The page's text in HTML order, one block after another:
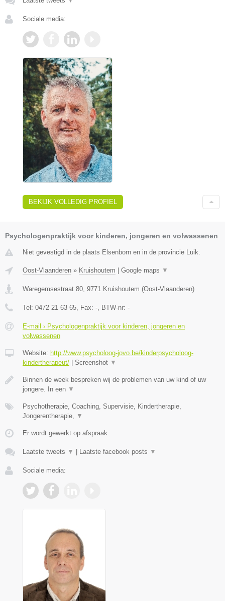
Sociale media:
BEKIJK VOLLEDIG PROFIEL
Psychologenpraktijk voor kinderen, jongeren en volwassenen
Niet gevestigd in de plaats Elsenborn en in de provincie Luik.
Oost-Vlaanderen » Kruishoutem Google maps ▼
Waregemsestraat 80, 9771 Kruishoutem (Oost-Vlaanderen)
Tel: 0472 21 63 65, Fax: -, BTW-nr: -
E-mail › Psychologenpraktijk voor kinderen, jongeren en
volwassenen
Website: http://www.psycholoog-jovo.be/kinderpsycholoog-
kindertherapeut/
Screenshot ▼
Binnen de week bespreken wij de problemen van uw kind of uw
jongere. In een ▼
Psychotherapie, Coaching, Supervisie, Kindertherapie,
Jongerentherapie, ▼
Er wordt gewerkt op afspraak.
Laatste tweets ▼ Laatste facebook posts ▼
Sociale media: